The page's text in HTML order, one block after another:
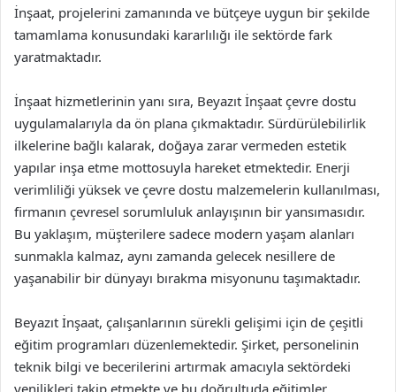
İnşaat, projelerini zamanında ve bütçeye uygun bir şekilde
tamamlama konusundaki kararlılığı ile sektörde fark
yaratmaktadır.
İnşaat hizmetlerinin yanı sıra, Beyazıt İnşaat çevre dostu
uygulamalarıyla da ön plana çıkmaktadır. Sürdürülebilirlik
ilkelerine bağlı kalarak, doğaya zarar vermeden estetik
yapılar inşa etme mottosuyla hareket etmektedir. Enerji
verimliliği yüksek ve çevre dostu malzemelerin kullanılması,
firmanın çevresel sorumluluk anlayışının bir yansımasıdır.
Bu yaklaşım, müşterilere sadece modern yaşam alanları
sunmakla kalmaz, aynı zamanda gelecek nesillere de
yaşanabilir bir dünyayı bırakma misyonunu taşımaktadır.
Beyazıt İnşaat, çalışanlarının sürekli gelişimi için de çeşitli
eğitim programları düzenlemektedir. Şirket, personelinin
teknik bilgi ve becerilerini artırmak amacıyla sektördeki
yenilikleri takip etmekte ve bu doğrultuda eğitimler